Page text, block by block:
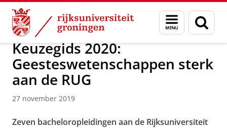
Skip
Content
Skip
Navigation
Menu
en
zoeken
Over ons Actueel Nieuws
Keuzegids 2020:
Geesteswetenschappen sterk
aan de RUG
27 november 2019
Zeven bacheloropleidingen aan de Rijksuniversiteit